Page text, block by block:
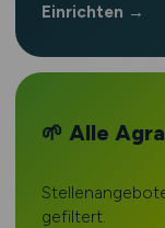
Einrichten →
🌱 Alle
gefiltert.